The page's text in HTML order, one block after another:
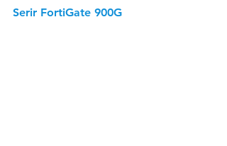
Serir FortiGate 900G